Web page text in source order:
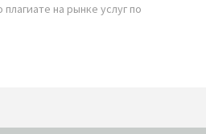
на рынке услуг по